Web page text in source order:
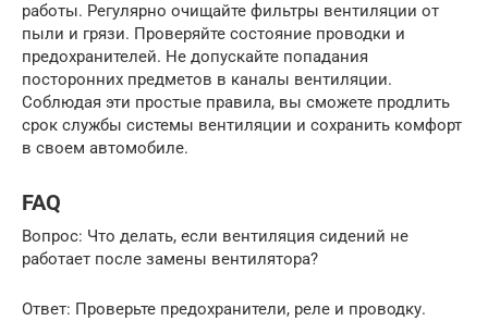
работы. Регулярно очищайте фильтры вентиляции от
пыли и грязи. Проверяйте состояние проводки и
предохранителей. Не допускайте попадания
посторонних предметов в каналы вентиляции.
Соблюдая эти простые правила, вы сможете продлить
срок службы системы вентиляции и сохранить комфорт
в своем автомобиле.
FAQ
Вопрос: Что делать, если вентиляция сидений не
работает после замены вентилятора?
Ответ: Проверьте предохранители, реле и проводку.